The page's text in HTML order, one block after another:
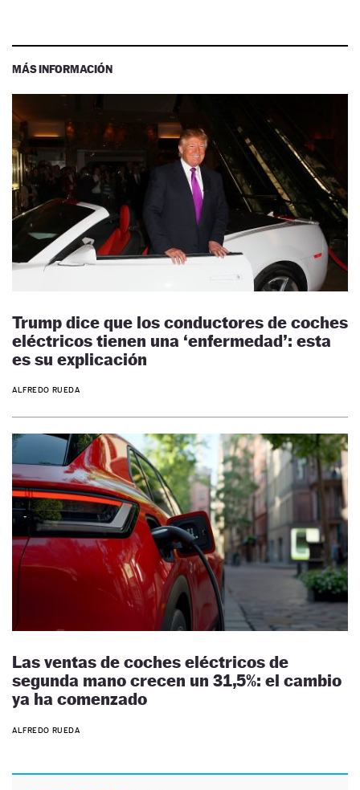
MÁS INFORMACIÓN
Trump dice que los conductores de coches
eléctricos tienen una ‘enfermedad’: esta
es su explicación
ALFREDO RUEDA
Las ventas de coches eléctricos de
segunda mano crecen un 31,5%: el cambio
ya ha comenzado
ALFREDO RUEDA